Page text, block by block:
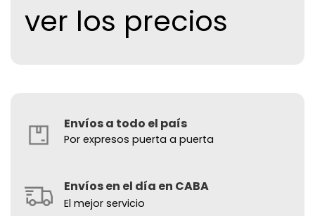
ver los precios
Envíos a todo el país
Por expresos puerta a puerta
Envíos en el día en CABA
El mejor servicio